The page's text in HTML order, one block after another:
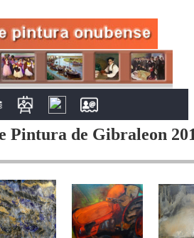
Pintura de Gibraleon